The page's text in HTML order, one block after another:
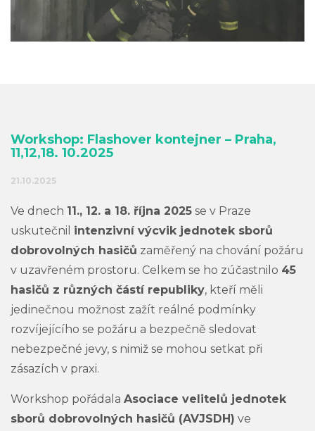
Workshop: Flashover kontejner – Praha,
11,12,18. 10.2025
21.10.2025
Ve dnech 11., 12. a 18. října 2025 se v Praze
uskutečnil intenzivní výcvik jednotek sborů
dobrovolných hasičů zaměřený na chování požáru
v uzavřeném prostoru. Celkem se ho zúčastnilo 45
hasičů z různých částí republiky, kteří měli
jedinečnou možnost zažít reálné podmínky
rozvíjejícího se požáru a bezpečně sledovat
nebezpečné jevy, s nimiž se mohou setkat při
zásazích v praxi.
Workshop pořádala Asociace velitelů jednotek
sborů dobrovolných hasičů (AVJSDH) ve